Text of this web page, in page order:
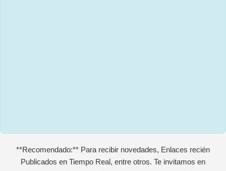
**Recomendado:** Para recibir novedades, Enlaces recién
Publicados en Tiempo Real, entre otros. Te invitamos en